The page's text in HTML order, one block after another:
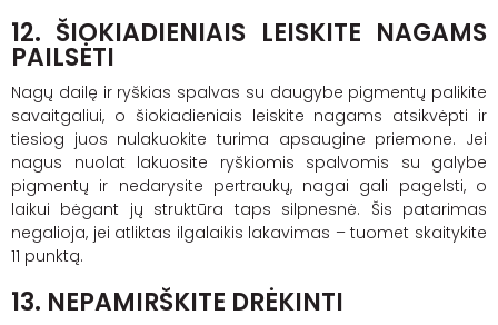
12. ŠIOKIADIENIAIS LEISKITE NAGAMS
PAILSĖTI
Nagų dailę ir ryškias spalvas su daugybe pigmentų palikite
savaitgaliui, o šiokiadieniais leiskite nagams atsikvėpti ir
tiesiog juos nulakuokite turima apsaugine priemone. Jei
nagus nuolat lakuosite ryškiomis spalvomis su galybe
pigmentų ir nedarysite pertraukų, nagai gali pagelsti, o
laikui bėgant jų struktūra taps silpnesnė. Šis patarimas
negalioja, jei atliktas ilgalaikis lakavimas – tuomet skaitykite
11 punktą.
13. NEPAMIRŠKITE DRĖKINTI